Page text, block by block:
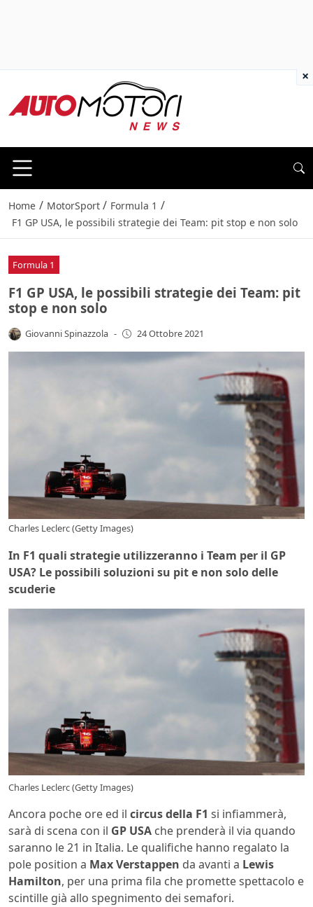
Home / MotorSport / Formula 1 /
F1 GP USA, le possibili strategie dei Team: pit stop e non solo
Formula 1
F1 GP USA, le possibili strategie dei Team: pit
stop e non solo
Giovanni Spinazzola - 24 Ottobre 2021
Charles Leclerc (Getty Images)
In F1 quali strategie utilizzeranno i Team per il GP
USA? Le possibili soluzioni su pit e non solo delle
scuderie
Charles Leclerc (Getty Images)
Ancora poche ore ed il circus della F1 si infiammerà,
sarà di scena con il GP USA che prenderà il via quando
saranno le 21 in Italia. Le qualifiche hanno regalato la
pole position a Max Verstappen da avanti a Lewis
Hamilton, per una prima fila che promette spettacolo e
scintille già allo spegnimento dei semafori.
×